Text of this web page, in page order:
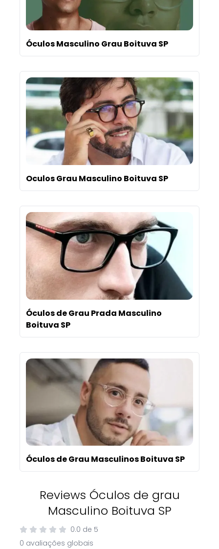
Óculos Masculino Grau Boituva SP
Oculos Grau Masculino Boituva SP
Óculos de Grau Prada Masculino
Boituva SP
Óculos de Grau Masculinos Boituva SP
Reviews Óculos de grau
Masculino Boituva SP
0.0 de 5
0 avaliações globais